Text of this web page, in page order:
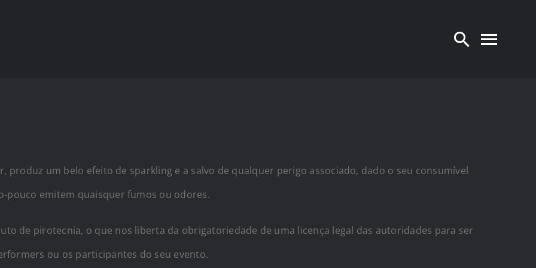
produz um belo efeito de sparkling e a salvo de qualquer perigo associado, dado o seu consumível
pouco emitem quaisquer fumos ou odores.
de pirotecnia, o que nos liberta da obrigatoriedade de uma licença legal das autoridades para ser
ou os participantes do seu evento.